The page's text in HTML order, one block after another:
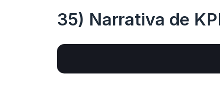
35) Narrativa de